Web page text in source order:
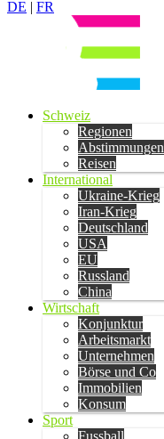
DE | FR
Schweiz
Regionen
Abstimmungen
Reisen
International
Ukraine-Krieg
Iran-Krieg
Deutschland
USA
EU
Russland
China
Wirtschaft
Konjunktur
Arbeitsmarkt
Unternehmen
Börse und Co
Immobilien
Konsum
Sport
Fussball